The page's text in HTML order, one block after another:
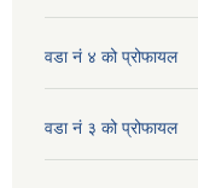
वडा नं ४ को प्रोफायल
वडा नं ३ को प्रोफायल